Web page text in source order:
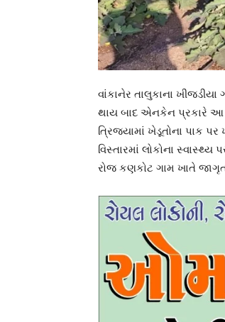
વાંકાનેર તાલુકાના
થાય બાદ એનકેન પ્રકારે આ
ત્રિજ્યામાં ખેડૂતોના પાક
વિસ્તારમાં લોકોના
રોજ કણકોટ ગામ ખાતે